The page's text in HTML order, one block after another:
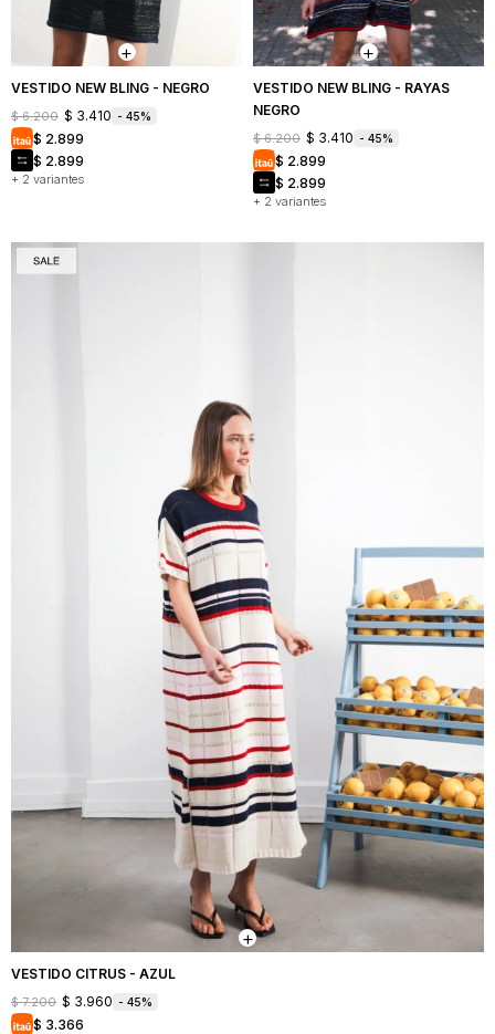
VESTIDO NEW BLING - NEGRO
+ 2 variantes
$ 6.200 $ 3.410 45
$ 2.899
$ 2.899
VESTIDO NEW BLING - RAYAS
NEGRO
+ 2 variantes
$ 6.200 $ 3.410 45
$ 2.899
$ 2.899
VESTIDO CITRUS - AZUL
$ 7.200 $ 3.960 45
$ 3.366